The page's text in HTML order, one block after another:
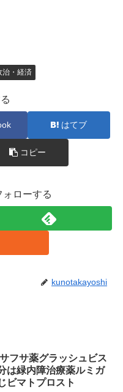
治・経済
はてブ
コピー
ローする
kunotakayoshi
フサ薬グラッシュビス
は緑内障治療薬ルミガ
ビマトプロスト